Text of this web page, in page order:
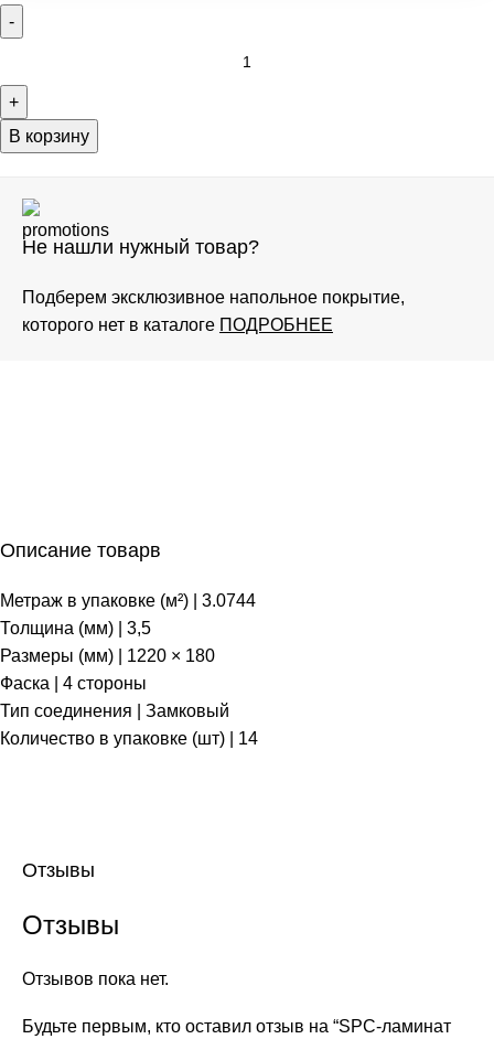
В корзину
Не нашли нужный товар?
Подберем эксклюзивное напольное покрытие,
которого нет в каталоге ПОДРОБНЕЕ
Описание товарв
Метраж в упаковке (м²) | 3.0744
Толщина (мм) | 3,5
Размеры (мм) | 1220 × 180
Фаска | 4 стороны
Тип соединения | Замковый
Количество в упаковке (шт) | 14
Отзывы
Отзывы
Отзывов пока нет.
Будьте первым, кто оставил отзыв на “SPC-ламинат